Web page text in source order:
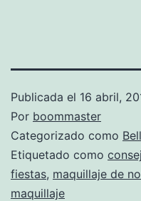
Publicada el 16 abril,
Por boommaster
Categorizado como
Etiquetado como
fiestas, maquillaje de
maquillaje